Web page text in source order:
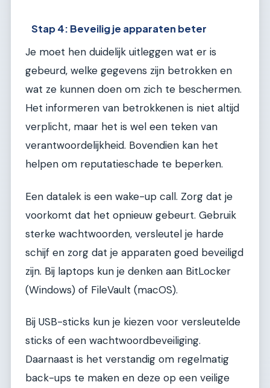
Stap 4: Beveilig je apparaten beter
Je moet hen duidelijk uitleggen wat er is
gebeurd, welke gegevens zijn betrokken en
wat ze kunnen doen om zich te beschermen.
Het informeren van betrokkenen is niet altijd
verplicht, maar het is wel een teken van
verantwoordelijkheid. Bovendien kan het
helpen om reputatieschade te beperken.
Een datalek is een wake-up call. Zorg dat je
voorkomt dat het opnieuw gebeurt. Gebruik
sterke wachtwoorden, versleutel je harde
schijf en zorg dat je apparaten goed beveiligd
zijn. Bij laptops kun je denken aan BitLocker
(Windows) of FileVault (macOS).
Bij USB-sticks kun je kiezen voor versleutelde
sticks of een wachtwoordbeveiliging.
Daarnaast is het verstandig om regelmatig
back-ups te maken en deze op een veilige